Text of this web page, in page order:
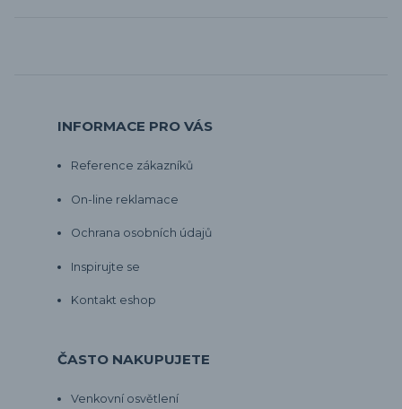
INFORMACE PRO VÁS
Reference zákazníků
On-line reklamace
Ochrana osobních údajů
Inspirujte se
Kontakt eshop
ČASTO NAKUPUJETE
Venkovní osvětlení